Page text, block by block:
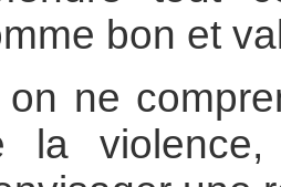
bon et
on ne
la